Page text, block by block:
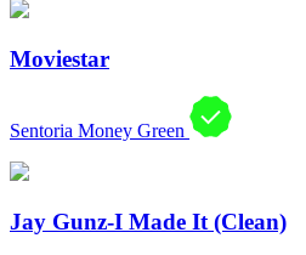
Moviestar
Sentoria Money Green
Jay Gunz-I Made It (Clean)